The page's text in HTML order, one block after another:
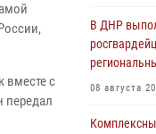
вместе с
передал
В ДНР
08 августа